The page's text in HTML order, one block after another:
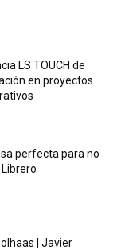
LS TOUCH de
en proyectos
perfecta para no
| Javier